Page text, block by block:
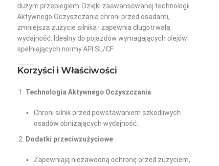
dużym przebiegiem. Dzięki zaawansowanej technologii
Aktywnego Oczyszczania chroni przed osadami,
zmniejsza zużycie silnika i zapewnia długotrwałą
wydajność. Idealny do pojazdów wymagających olejów
spełniających normy API SL/CF.
Korzyści i Właściwości
Technologia Aktywnego Oczyszczania
Chroni silnik przed powstawaniem szkodliwych
osadów obniżających wydajność.
Dodatki przeciwzużyciowe
Zapewniają niezawodną ochronę przed zużyciem,